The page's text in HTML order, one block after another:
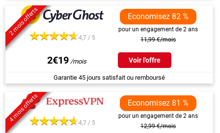
2 mois offerts
4,7 / 5
Economisez 82 %
pour un engagement de 2 ans
11,99 €/mois
2€19 Voir l'offre
Garantie 45 jours satisfait ou remboursé
4 mois offerts 4,7 / 5
Economisez 81 %
pour un engagement de 2 ans
12,99 €/mois